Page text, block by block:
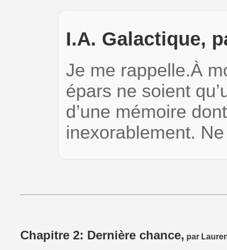
I.A. Galactique,
Je me rappelle.À
épars ne soient
d’une mémoire
inexorablement.
Chapitre 2: Dernière chance, par